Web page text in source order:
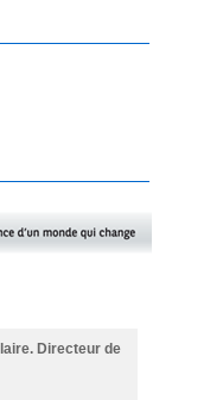
Directeur de